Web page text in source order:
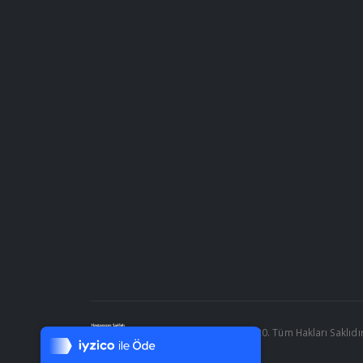
7/24 Canlı Destek
%100 Sorunsuz Alışveriş
© Yatalak.com 2020. Tüm Hakları